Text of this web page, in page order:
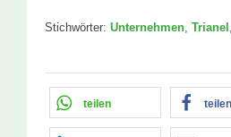
Stichwörter: Unternehmen, Trianel ,
teilen teilen